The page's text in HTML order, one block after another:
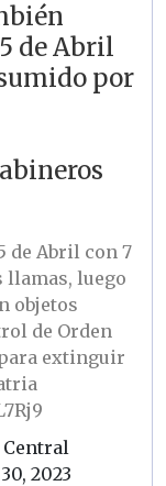
de Abril
por
de Abril con 7
llamas, luego
objetos
de Orden
extinguir
2023